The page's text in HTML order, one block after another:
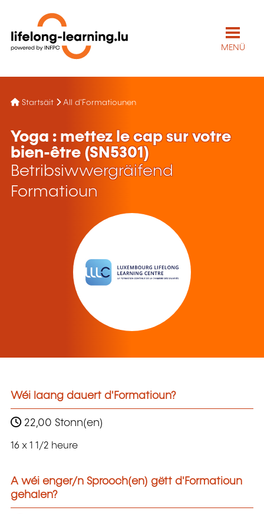
MENÜ
Startsäit All d'Formatiounen
Yoga : mettez le cap sur votre
bien-être (SN5301)
Betribsiwwergräifend
Formatioun
Wéi laang dauert d'Formatioun?
22,00 Stonn(en)
16 x 1 1/2 heure
A wéi enger/n Sprooch(en) gëtt d'Formatioun
gehalen?